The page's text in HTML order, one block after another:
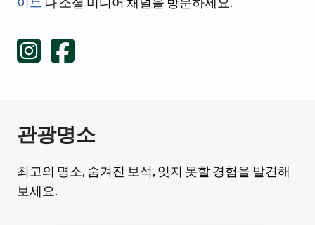
관광명소
최고의 명소, 숨겨진 보석, 잊지 못할 경험을 발견해
보세요.